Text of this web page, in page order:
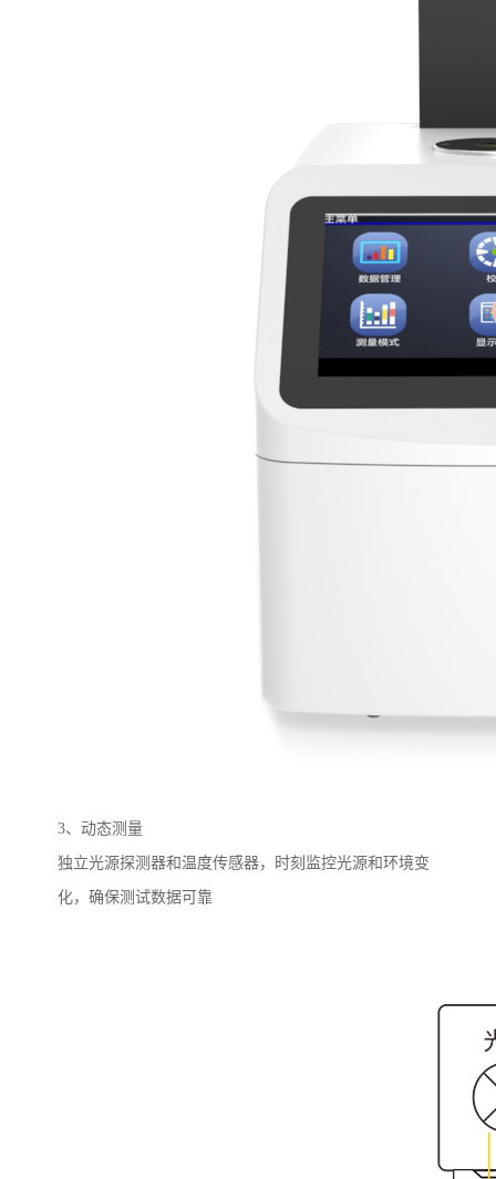
3、动态测量
独立光源探测器和温度传感器，时刻监控光源和环境变
化，确保测试数据可靠